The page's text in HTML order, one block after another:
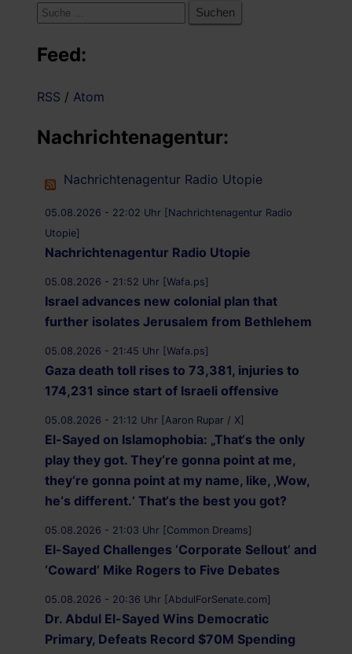
Suche
Feed:
RSS / Atom
Nachrichtenagentur:
Nachrichtenagentur Radio Utopie
05.08.2026 - 22:02 Uhr [Nachrichtenagentur Radio
Utopie]
Nachrichtenagentur Radio Utopie
05.08.2026 - 21:52 Uhr [Wafa.ps]
Israel advances new colonial plan that
further isolates Jerusalem from Bethlehem
05.08.2026 - 21:45 Uhr [Wafa.ps]
Gaza death toll rises to 73,381, injuries to
174,231 since start of Israeli offensive
05.08.2026 - 21:12 Uhr [Aaron Rupar / X]
El-Sayed on Islamophobia: „That‘s the only
play they got. They‘re gonna point at me,
they‘re gonna point at my name, like, ‚Wow,
he‘s different.‘ That‘s the best you got?
05.08.2026 - 21:03 Uhr [Common Dreams]
El-Sayed Challenges ‘Corporate Sellout’ and
‘Coward’ Mike Rogers to Five Debates
05.08.2026 - 20:36 Uhr [AbdulForSenate.com]
Dr. Abdul El-Sayed Wins Democratic
Primary, Defeats Record $70M Spending